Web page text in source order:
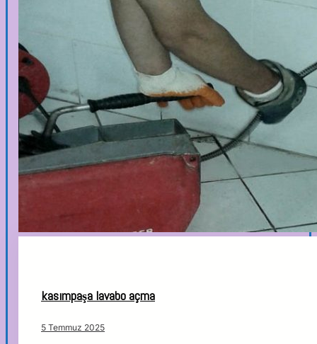
kasımpaşa lavabo açma
5 Temmuz 2025